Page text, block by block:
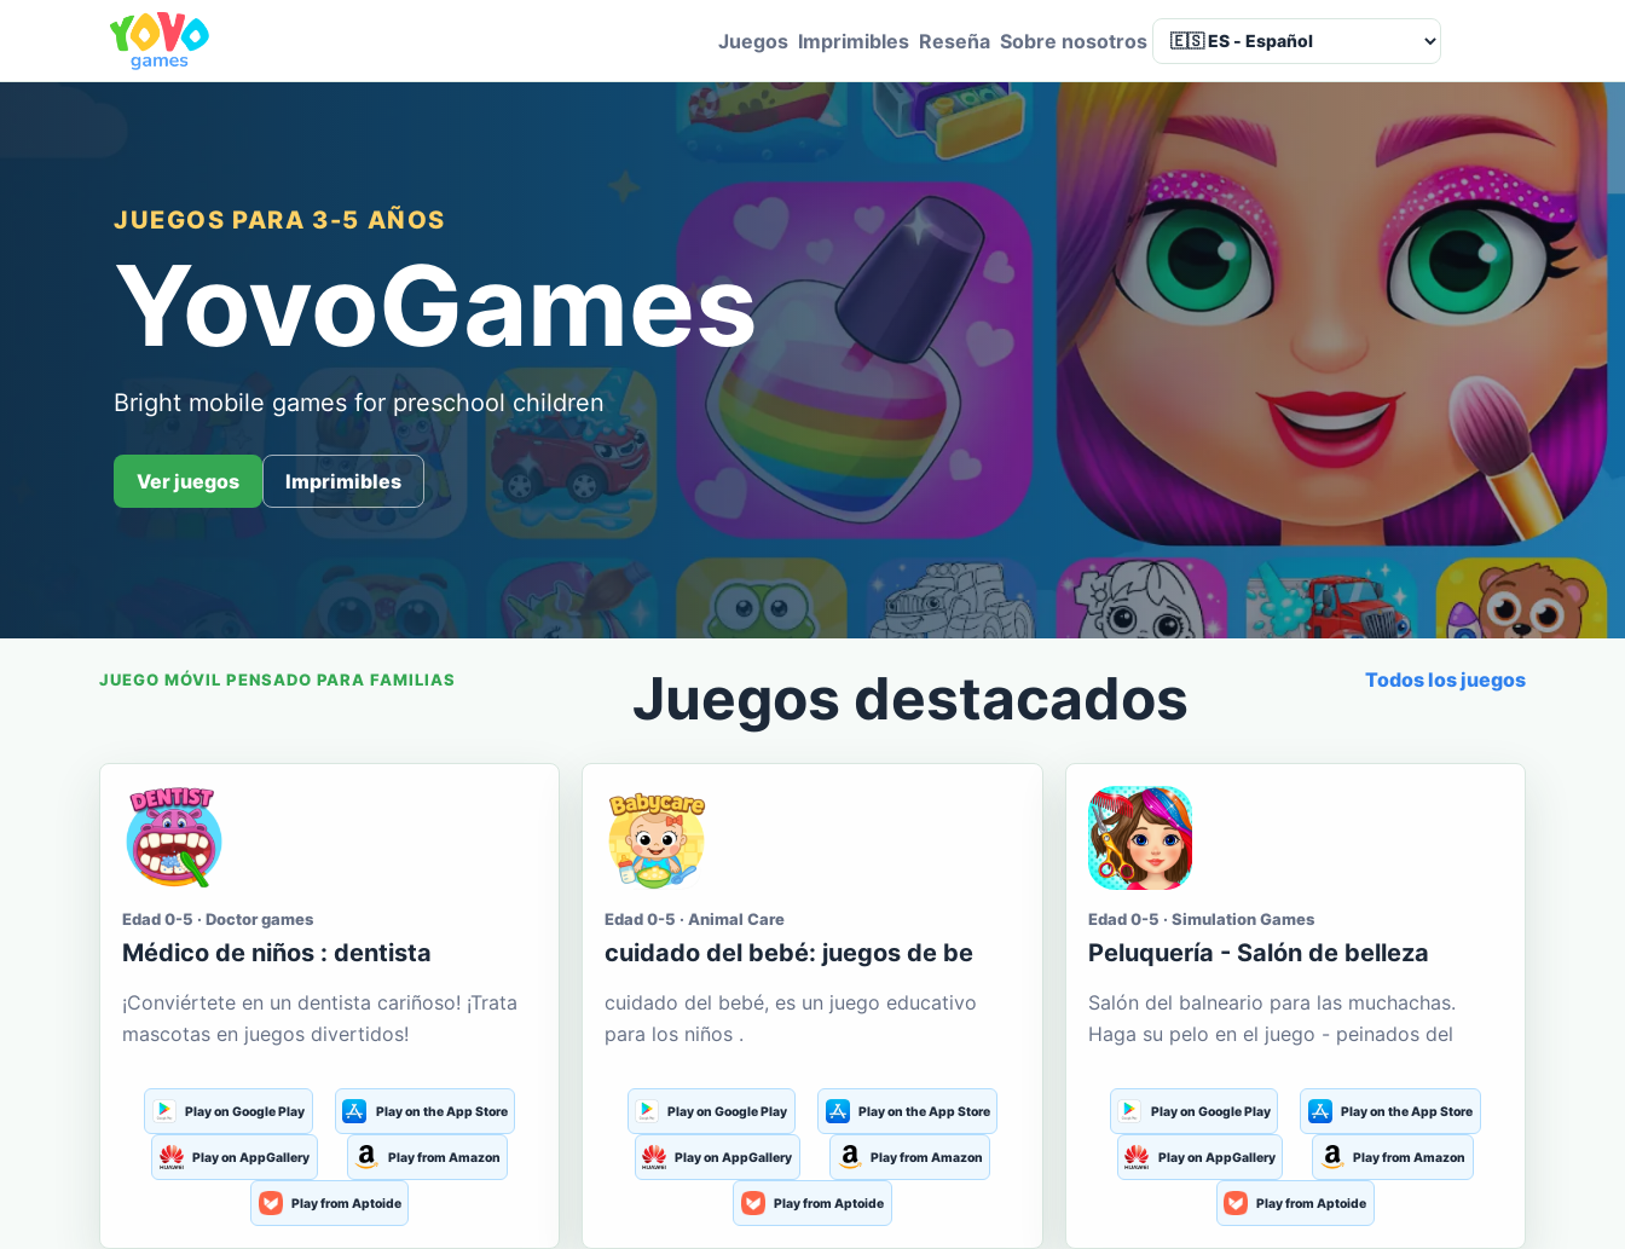
Juegos Imprimibles Reseña Sobre nosotros
JUEGOS PARA 3-5 AÑOS
YovoGames
Bright mobile games for preschool children
Ver juegos Imprimibles
JUEGO MÓVIL PENSADO PARA FAMILIAS Juegos destacados Todos los juegos
Edad 0-5 · Doctor games
Médico de niños : dentista
¡Conviértete en un dentista cariñoso! ¡Trata
mascotas en juegos divertidos!
Play on Google Play Play on the App Store
Play on AppGallery Play from Amazon
Play from Aptoide
Edad 0-5 · Animal Care
cuidado del bebé: juegos de be
cuidado del bebé, es un juego educativo
para los niños .
Play on Google Play Play on the App Store
Play on AppGallery Play from Amazon
Play from Aptoide
Edad 0-5 · Simulation Games
Peluquería - Salón de belleza
Salón del balneario para las muchachas.
Haga su pelo en el juego - peinados del
Play on Google Play Play on the App Store
Play on AppGallery Play from Amazon
Play from Aptoide